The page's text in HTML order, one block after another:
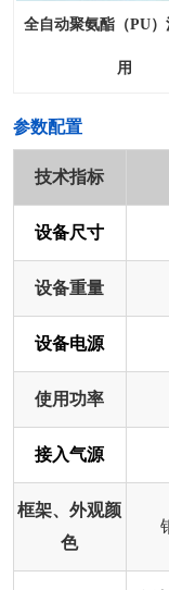
全自动聚氨酯（PU
用
​参数配置
技术指标
设备尺寸
设备重量
设备电源
使用功率
接入气源
框架、外观颜
色